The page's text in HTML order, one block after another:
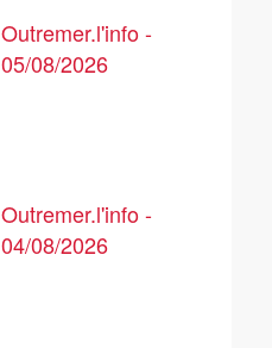
Outremer.l'info -
05/08/2026
Outremer.l'info -
04/08/2026